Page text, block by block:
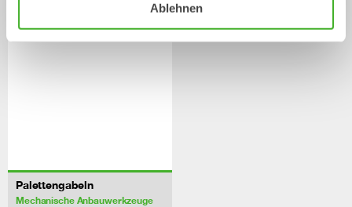
Ablehnen
Palettengabeln
Mechanische Anbauwerkzeuge